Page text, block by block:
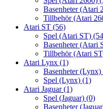
Basenheter (Atari
Tillbehör (Atari
Atari ST (56)
Spel (Atari ST)
Basenheter (Atari
Tillbehör (Atari
Atari Lynx (1)
Basenheter (Lynx)
Spel (Lynx) (1)
Atari Jaguar(1)
Spel (Jaguar) (0)
Basenheter